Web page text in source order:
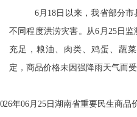
6月 18日以来，我省部分
不同程度洪涝灾害 。 从6 月 25日监
充足，粮油、肉类、鸡蛋、蔬
定，商品价格未因强降雨天气而
年06月 25日湖南省重要民生商品